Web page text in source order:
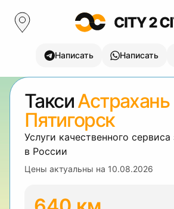
Написать Написать
ТаксиАстрахань
Пятигорск
Услуги качественного сервиса
в России
Цены актуальны на 10.08.2026